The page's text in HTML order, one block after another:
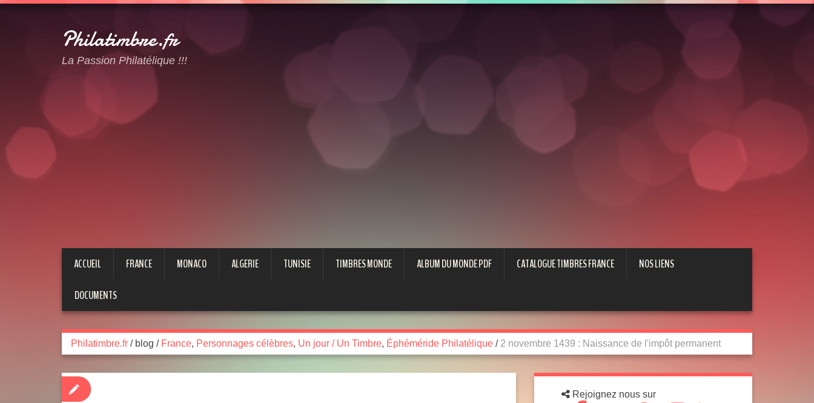
Philatimbre.fr
La Passion Philatélique !!!
ACCUEIL FRANCE MONACO ALGERIE TUNISIE TIMBRES MONDE ALBUM DU MONDE PDF CATALOGUE TIMBRES FRANCE NOS LIENS
DOCUMENTS
Philatimbre.fr /blog / France, Personnages célèbres, Un jour / Un Timbre, Éphéméride Philatélique / 2 novembre 1439 : Naissance de l'impôt permanent
Rejoignez nous sur